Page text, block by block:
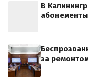
В
за